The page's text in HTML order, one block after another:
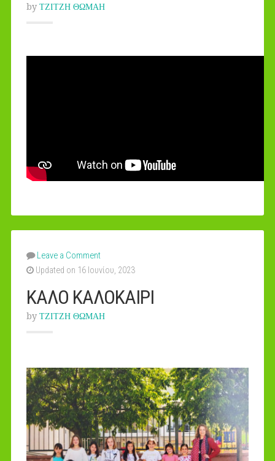
by ΤΖΙΤΖΗ ΘΩΜΑΗ
Leave a Comment
Updated on 16 Ιουνίου, 2023
ΚΑΛΟ ΚΑΛΟΚΑΙΡΙ
by ΤΖΙΤΖΗ ΘΩΜΑΗ